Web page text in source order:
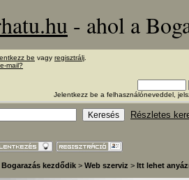
- ahol a
be vagy regisztrálj
mail?
Jelentkezz be a felhasználóneveddel,
Részletes
kezdődik > Web szerviz > Itt lehet